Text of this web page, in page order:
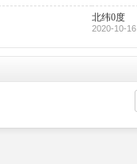
北纬0度
2020-10-16